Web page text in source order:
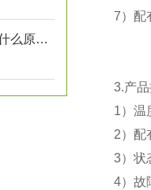
蓄热式电热水器使用时跳闸是什么原因？
7）配
3.产
1）温
2）配
3）状
4）故